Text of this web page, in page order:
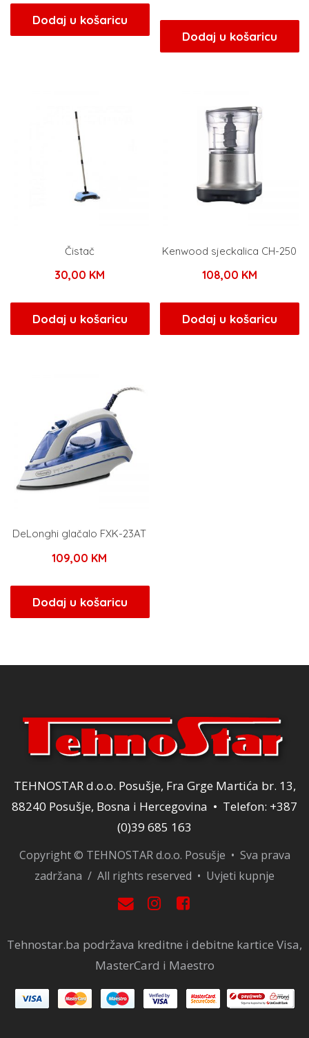
Dodaj u košaricu
Dodaj u košaricu
Čistač
30,00 KM
Dodaj u košaricu
Kenwood sjeckalica CH-250
108,00 KM
Dodaj u košaricu
DeLonghi glačalo FXK-23AT
109,00 KM
Dodaj u košaricu
TEHNOSTAR d.o.o. Posušje, Fra Grge Martića br. 13,
88240 Posušje, Bosna i Hercegovina • Telefon: +387
(0)39 685 163
Copyright © TEHNOSTAR d.o.o. Posušje • Sva prava
zadržana / All rights reserved • Uvjeti kupnje
Tehnostar.ba podržava kreditne i debitne kartice Visa,
MasterCard i Maestro